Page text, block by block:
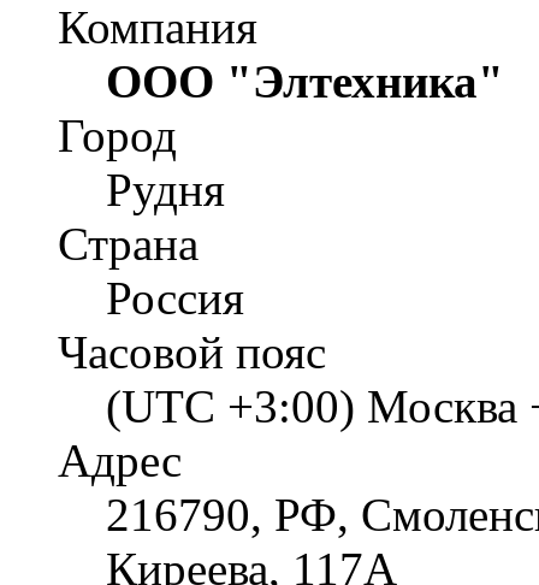
Компания
ООО "Элтехника"
Город
Рудня
Страна
Россия
Часовой пояс
(UTC +3:00) Москва
Адрес
216790, РФ,
Киреева, 117А